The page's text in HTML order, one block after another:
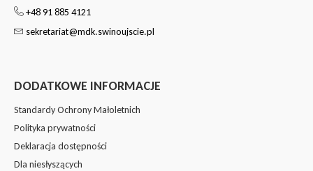
+48 91 885 4121
sekretariat@mdk.swinoujscie.pl
DODATKOWE INFORMACJE
Standardy Ochrony Małoletnich
Polityka prywatności
Deklaracja dostępności
Dla niesłyszących